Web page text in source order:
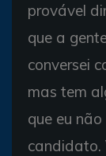
provável
que a
conversei
mas tem
que eu
candidato.